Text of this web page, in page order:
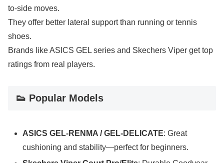
to-side moves.
They offer better lateral support than running or tennis
shoes.
Brands like ASICS GEL series and Skechers Viper get top
ratings from real players.
👟 Popular Models
ASICS GEL‑RENMA / GEL‑DELICATE: Great
cushioning and stability—perfect for beginners.